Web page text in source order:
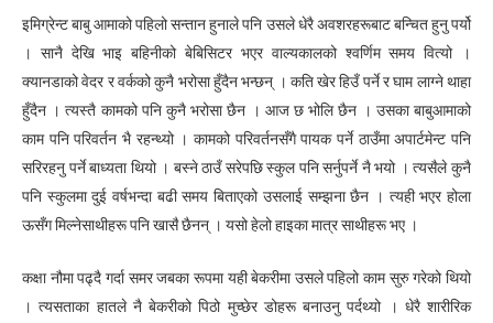
इमिग्रेन्ट बाबु आमाको पहिलो सन्तान हुनाले पनि उसले धेरै अवशरहरूबाट बन्चित हुनु पर्यो
। सानै देखि भाइ बहिनीको बेबिसिटर भएर वाल्यकालको श्वर्णिम समय वित्यो ।
क्यानडाको वेदर र वर्कको कुनै भरोसा हुँदैन भन्छन् । कति खेर हिउँ पर्ने र घाम लाग्ने थाहा
हुँदैन । त्यस्तै कामको पनि कुनै भरोसा छैन । आज छ भोलि छैन । उसका बाबुआमाको
काम पनि परिवर्तन भै रहन्थ्यो । कामको परिवर्तनसँगै पायक पर्ने ठाउँमा अपार्टमेन्ट पनि
सरिरहनु पर्ने बाध्यता थियो । बस्ने ठाउँ सरेपछि स्कुल पनि सर्नुपर्ने नै भयो । त्यसैले कुनै
पनि स्कुलमा दुई वर्षभन्दा बढी समय बिताएको उसलाई सम्झना छैन । त्यही भएर होला
ऊसँग मिल्नेसाथीहरू पनि खासै छैनन् । यसो हेलो हाइका मात्र साथीहरू भए ।
कक्षा नौमा पढ्दै गर्दा समर जबका रूपमा यही बेकरीमा उसले पहिलो काम सुरु गरेको थियो
। त्यसताका हातले नै बेकरीको पिठो मुच्छेर डोहरू बनाउनु पर्दथ्यो । धेरै शारीरिक